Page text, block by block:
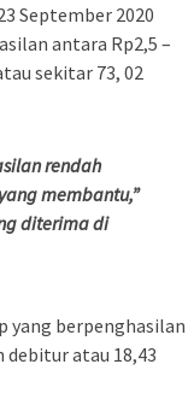
September 2020
antara Rp2,5 –
sekitar 73, 02
rendah
membantu,”
diterima di
yang berpenghasilan
debitur atau 18,43